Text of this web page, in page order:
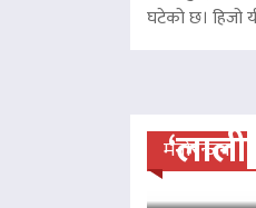
घटेको छ। हिजो
मनोरन्जन